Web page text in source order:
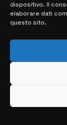
dispositivo. Il
elaborare dati
questo sito.
> NOTIZIE